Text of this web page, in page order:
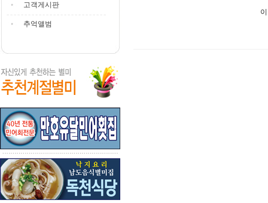
고객게시판
추억앨범